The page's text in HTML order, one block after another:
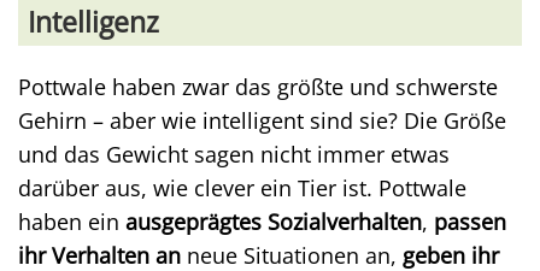
Intelligenz
Pottwale haben zwar das größte und schwerste
Gehirn – aber wie intelligent sind sie? Die Größe
und das Gewicht sagen nicht immer etwas
darüber aus, wie clever ein Tier ist. Pottwale
haben ein ausgeprägtes Sozialverhalten, passen
ihr Verhalten an neue Situationen an, geben ihr